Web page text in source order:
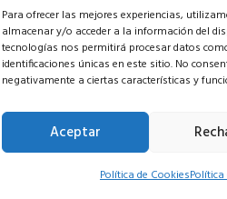
Para ofrecer las mejores experiencias,
almacenar y/o acceder a la información del
tecnologías nos permitirá procesar datos
identificaciones únicas en este sitio. No
negativamente a ciertas características y
Aceptar
Política de CookiesPolítica